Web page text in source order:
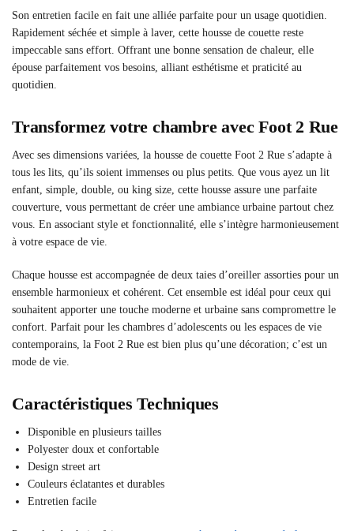
Son entretien facile en fait une alliée parfaite pour un usage quotidien.
Rapidement séchée et simple à laver, cette housse de couette reste
impeccable sans effort. Offrant une bonne sensation de chaleur, elle
épouse parfaitement vos besoins, alliant esthétisme et praticité au
quotidien.
Transformez votre chambre avec Foot 2 Rue
Avec ses dimensions variées, la housse de couette Foot 2 Rue s’adapte à
tous les lits, qu’ils soient immenses ou plus petits. Que vous ayez un lit
enfant, simple, double, ou king size, cette housse assure une parfaite
couverture, vous permettant de créer une ambiance urbaine partout chez
vous. En associant style et fonctionnalité, elle s’intègre harmonieusement
à votre espace de vie.
Chaque housse est accompagnée de deux taies d’oreiller assorties pour un
ensemble harmonieux et cohérent. Cet ensemble est idéal pour ceux qui
souhaitent apporter une touche moderne et urbaine sans compromettre le
confort. Parfait pour les chambres d’adolescents ou les espaces de vie
contemporains, la Foot 2 Rue est bien plus qu’une décoration; c’est un
mode de vie.
Caractéristiques Techniques
Disponible en plusieurs tailles
Polyester doux et confortable
Design street art
Couleurs éclatantes et durables
Entretien facile